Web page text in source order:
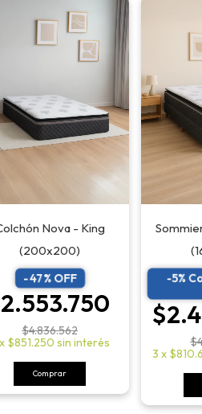
Nova - King
(200x200)
-47% OFF
$4.836.562
x $851.250 sin interés
Comprar
-5%
3 x